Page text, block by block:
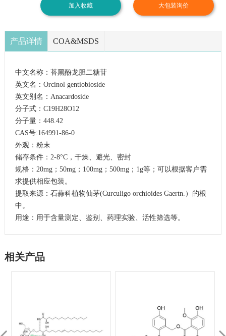
加入收藏 大包装询价
产品详情 COA&MSDS
中文名称：苔黑酚龙胆二糖苷
英文名：Orcinol gentiobioside
英文别名：Anacardoside
分子式：C19H28O12
分子量：448.42
CAS号:164991-86-0
外观：粉末
储存条件：2-8°C，干燥、避光、密封
规格：20mg；50mg；100mg；500mg；1g等；可以根据客户需
求提供相应包装。
提取来源：石蒜科植物仙茅(Curculigo orchioides Gaertn.）的根
中。
用途：用于含量测定、鉴别、药理实验、活性筛选等。
相关产品